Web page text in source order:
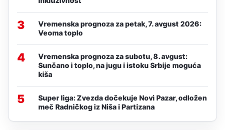
3
Vremenska prognoza za petak, 7. avgust 2026:
Veoma toplo
4
Vremenska prognoza za subotu, 8. avgust:
Sunčano i toplo, na jugu i istoku Srbije moguća
kiša
5
Super liga: Zvezda dočekuje Novi Pazar, odložen
meč Radničkog iz Niša i Partizana